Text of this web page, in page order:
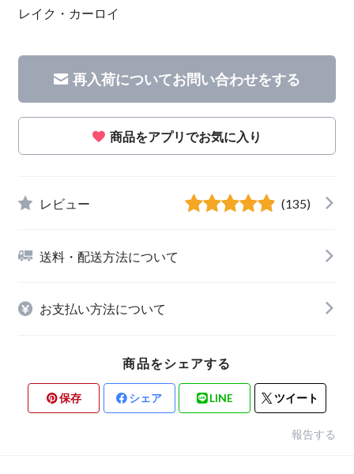
レイク・カーロイ
再入荷についてお問い合わせをする
商品をアプリでお気に入り
レビュー (135)
送料・配送方法について
お支払い方法について
商品をシェアする
保存 シェア LINE ツイート
報告する